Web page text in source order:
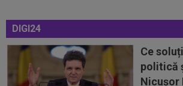
DIGI24
Ce
politică
Nicușor
16:46
Surpriză uriașă: Kylian Mbappe
”Acordul se încheie acum! O schimbare...
16:39
Edi Iordănescu i-a spus-o clar lui